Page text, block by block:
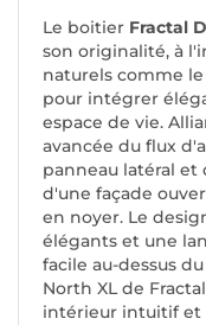
Le boitier Fractal
son originalité, à
naturels comme
pour intégrer
espace de vie.
avancée du flux
panneau latéral et
d'une façade
en noyer. Le
élégants et une
facile au-dessus
North XL de
intérieur intuitif et